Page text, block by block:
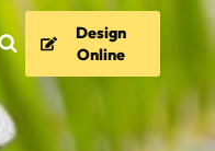
Design
Online